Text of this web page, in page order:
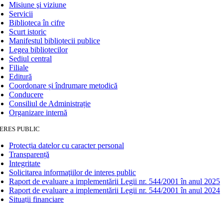
Misiune şi viziune
Servicii
Biblioteca în cifre
Scurt istoric
Manifestul bibliotecii publice
Legea bibliotecilor
Sediul central
Filiale
Editură
Coordonare și îndrumare metodică
Conducere
Consiliul de Administrație
Organizare internă
PUBLIC
Protecția datelor cu caracter personal
Transparență
Integritate
Solicitarea informaţiilor de interes public
Raport de evaluare a implementării Legii nr. 544/2001 în anul 2025
Raport de evaluare a implementării Legii nr. 544/2001 în anul 2024
Situații financiare